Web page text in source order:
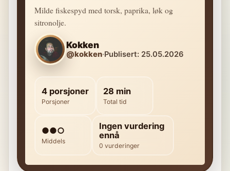
Milde fiskespyd med torsk, paprika, løk og
sitronolje.
Kokken
@kokken·Publisert: 25.05.2026
4 porsjoner
Porsjoner
28 min
Total tid
●●○
Middels
Ingen vurdering
ennå
0 vurderinger